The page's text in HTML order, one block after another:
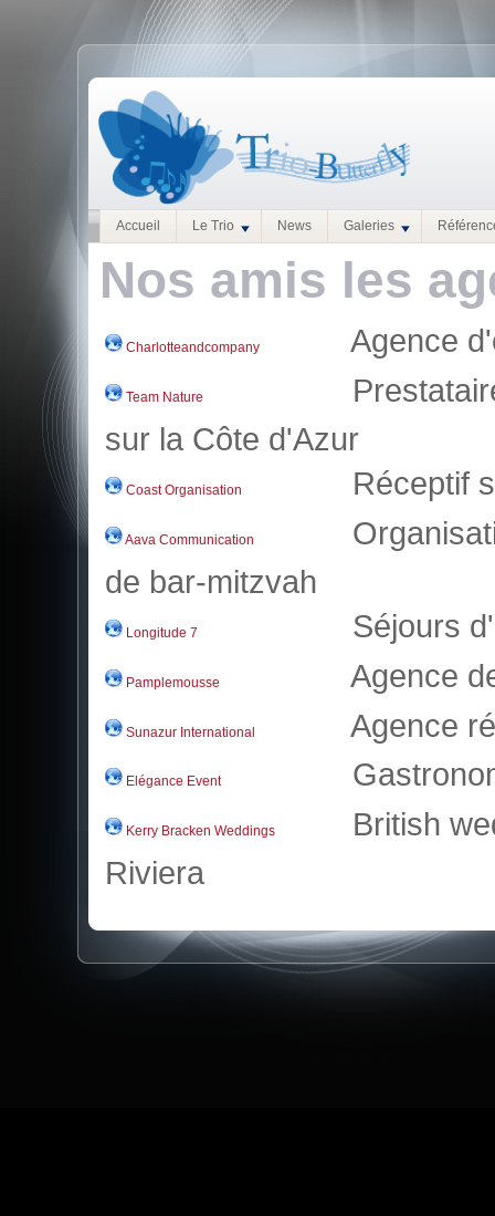
Accueil Le Trio News Galeries
Nos amis les
Charlotteandcompany Agence
Team Nature
sur la Côte d'Azur
Coast Organisation Réceptif
Aava Communication
de bar-mitzvah
Longitude 7 Séjours
Pamplemousse Agence
Sunazur International Agence
Elégance Event
Kerry Bracken Weddings
British
Riviera